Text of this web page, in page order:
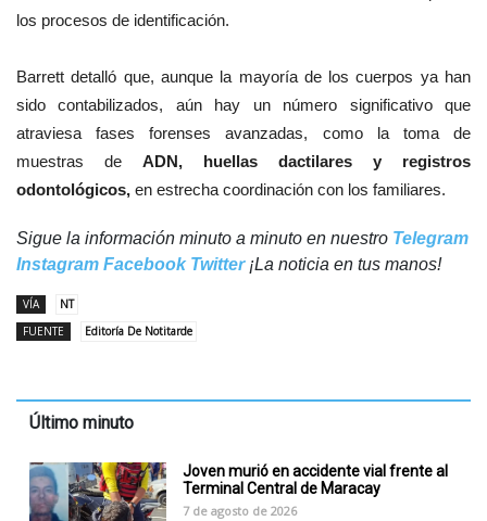
los procesos de identificación.
Barrett detalló que, aunque la mayoría de los cuerpos ya han
sido contabilizados, aún hay un número significativo que
atraviesa fases forenses avanzadas, como la toma de
muestras de ADN, huellas dactilares y registros
odontológicos, en estrecha coordinación con los familiares.
Sigue la información minuto a minuto en nuestro Telegram
Instagram Facebook Twitter¡La noticia en tus manos!
VÍA
NT
FUENTE
Editoría De Notitarde
Último minuto
Joven murió en accidente vial frente al
Terminal Central de Maracay
7 de agosto de 2026